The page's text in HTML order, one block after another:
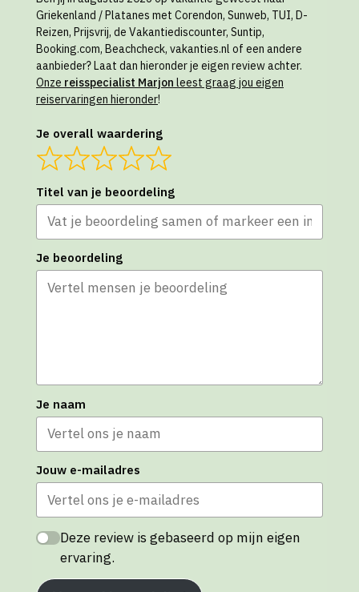
Griekenland / Platanes met Corendon, Sunweb, TUI, D-
Reizen, Prijsvrij, de Vakantiediscounter, Suntip,
Booking.com, Beachcheck, vakanties.nl of een andere
aanbieder? Laat dan hieronder je eigen review achter.
Onze reisspecialist Marjon leest graag jou eigen
reiservaringen hieronder!
Je overall waardering
Titel van je beoordeling
Je beoordeling
Je naam
Jouw e-mailadres
Deze review is gebaseerd op mijn eigen
ervaring.